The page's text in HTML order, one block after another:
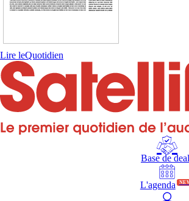
Lire leQuotidien
Base de
L'agenda